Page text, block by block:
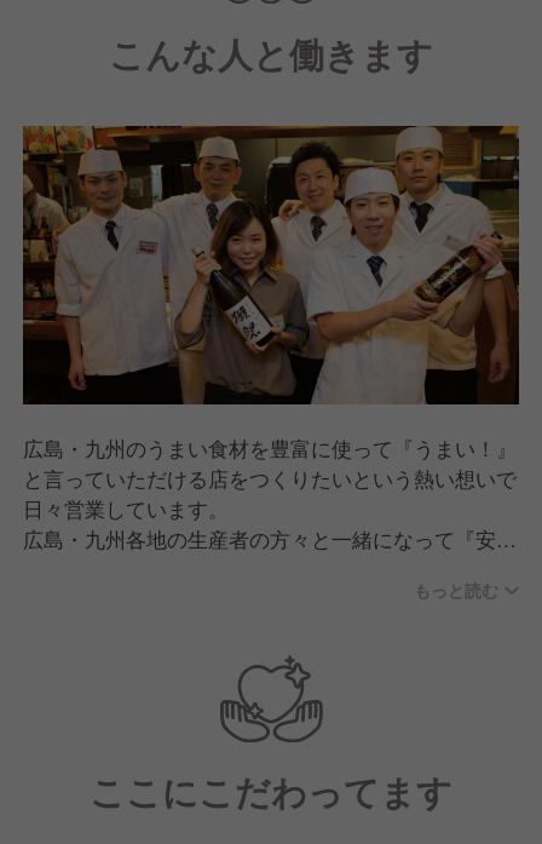
こんな人と働きます
広島・九州のうまい食材を豊富に使って『うまい！』
と言っていただける店をつくりたいという熱い想いで
日々営業しています。
広島・九州各地の生産者の方々と一緒になって『安心
にねざした『食文化』を地域のお客様並びに従業員1
通じて地域社会に貢献する』事に繋がる、そう信じて
日々頑張っております。又、お客様の『よろこび』が
私の『よろこび』と思えるよう日々まごころをもって
もっと読む
ここにこだわってます